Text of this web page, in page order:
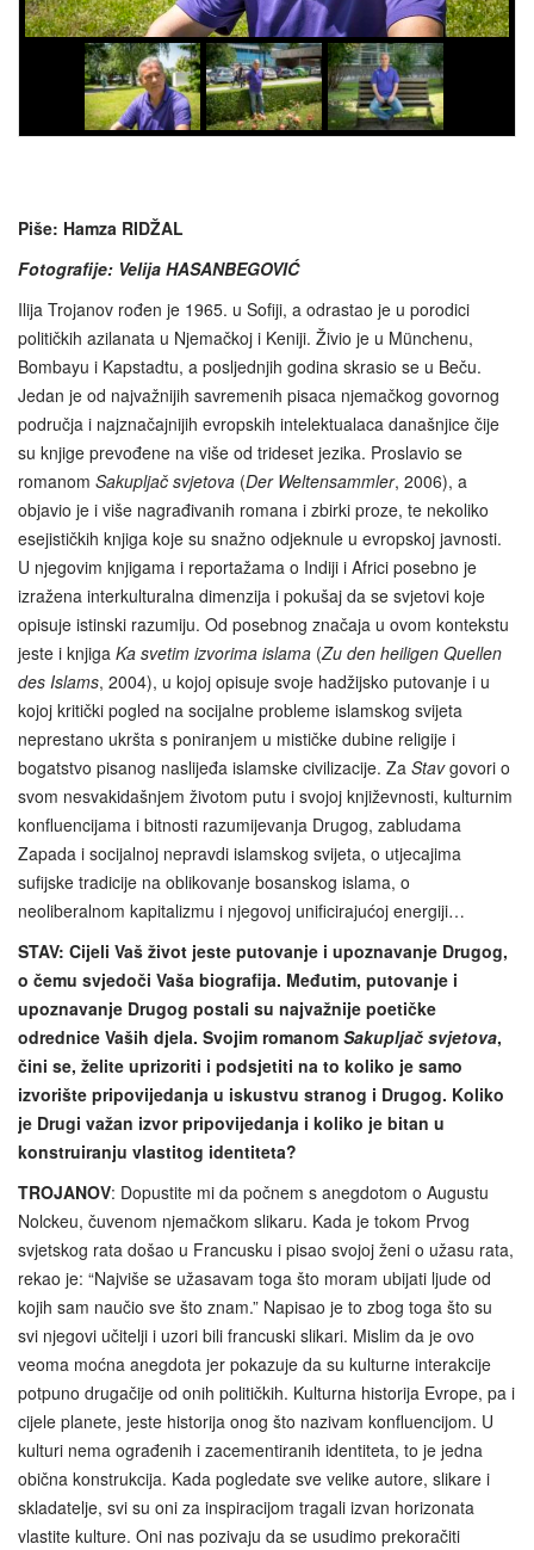
Piše: Hamza RIDŽAL
Fotografije: Velija HASANBEGOVIĆ
Ilija Trojanov rođen je 1965. u Sofiji, a odrastao je u porodici
političkih azilanata u Njemačkoj i Keniji. Živio je u Münchenu,
Bombayu i Kapstadtu, a posljednjih godina skrasio se u Beču.
Jedan je od najvažnijih savremenih pisaca njemačkog govornog
područja i najznačajnijih evropskih intelektualaca današnjice čije
su knjige prevođene na više od trideset jezika. Proslavio se
romanom Sakupljač svjetova (Der Weltensammler, 2006), a
objavio je i više nagrađivanih romana i zbirki proze, te nekoliko
esejističkih knjiga koje su snažno odjeknule u evropskoj javnosti.
U njegovim knjigama i reportažama o Indiji i Africi posebno je
izražena interkulturalna dimenzija i pokušaj da se svjetovi koje
opisuje istinski razumiju. Od posebnog značaja u ovom kontekstu
jeste i knjiga Ka svetim izvorima islama (Zu den heiligen Quellen
des Islams, 2004), u kojoj opisuje svoje hadžijsko putovanje i u
kojoj kritički pogled na socijalne probleme islamskog svijeta
neprestano ukršta s poniranjem u mističke dubine religije i
bogatstvo pisanog naslijeđa islamske civilizacije. Za Stavgovori o
svom nesvakidašnjem životom putu i svojoj književnosti, kulturnim
konfluencijama i bitnosti razumijevanja Drugog, zabludama
Zapada i socijalnoj nepravdi islamskog svijeta, o utjecajima
sufijske tradicije na oblikovanje bosanskog islama, o
neoliberalnom kapitalizmu i njegovoj unificirajućoj energiji…
STAV: Cijeli Vaš život jeste putovanje i upoznavanje Drugog,
o čemu svjedoči Vaša biografija. Međutim, putovanje i
upoznavanje Drugog postali su najvažnije poetičke
odrednice Vaših djela. Svojim romanom Sakupljač svjetova,
čini se, želite uprizoriti i podsjetiti na to koliko je samo
izvorište pripovijedanja u iskustvu stranog i Drugog. Koliko
je Drugi važan izvor pripovijedanja i koliko je bitan u
konstruiranju vlastitog identiteta?
TROJANOV: Dopustite mi da počnem s anegdotom o Augustu
Nolckeu, čuvenom njemačkom slikaru. Kada je tokom Prvog
svjetskog rata došao u Francusku i pisao svojoj ženi o užasu rata,
rekao je: “Najviše se užasavam toga što moram ubijati ljude od
kojih sam naučio sve što znam.” Napisao je to zbog toga što su
svi njegovi učitelji i uzori bili francuski slikari. Mislim da je ovo
veoma moćna anegdota jer pokazuje da su kulturne interakcije
potpuno drugačije od onih političkih. Kulturna historija Evrope, pa i
cijele planete, jeste historija onog što nazivam konfluencijom. U
kulturi nema ograđenih i zacementiranih identiteta, to je jedna
obična konstrukcija. Kada pogledate sve velike autore, slikare i
skladatelje, svi su oni za inspiracijom tragali izvan horizonata
vlastite kulture. Oni nas pozivaju da se usudimo prekoračiti